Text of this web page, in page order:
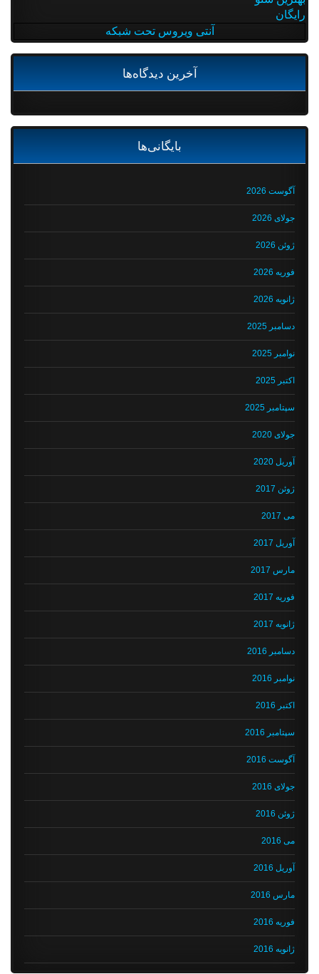
رایگان
آنتی ویروس تحت شبکه
آخرین دیدگاه‌ها
بایگانی‌ها
آگوست 2026
جولای 2026
ژوئن 2026
فوریه 2026
ژانویه 2026
دسامبر 2025
نوامبر 2025
اکتبر 2025
سپتامبر 2025
جولای 2020
آوریل 2020
ژوئن 2017
می 2017
آوریل 2017
مارس 2017
فوریه 2017
ژانویه 2017
دسامبر 2016
نوامبر 2016
اکتبر 2016
سپتامبر 2016
آگوست 2016
جولای 2016
ژوئن 2016
می 2016
آوریل 2016
مارس 2016
فوریه 2016
ژانویه 2016